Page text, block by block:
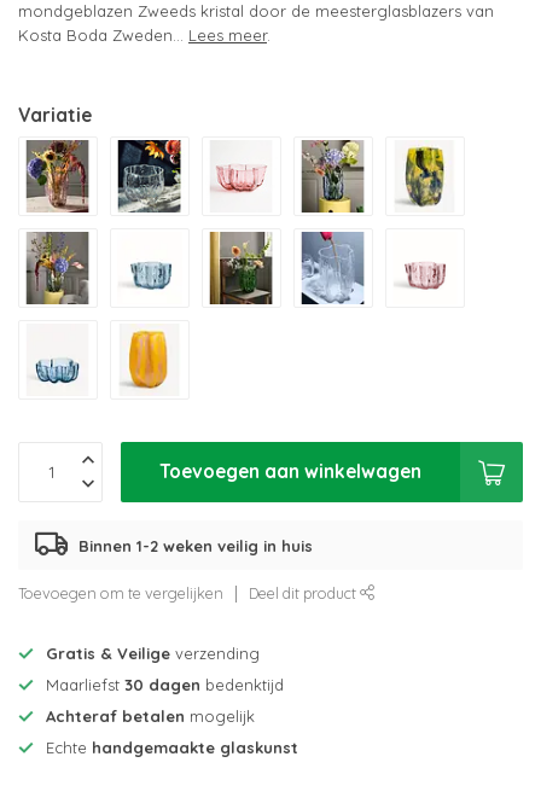
mondgeblazen Zweeds kristal door de meesterglasblazers van
Kosta Boda Zweden... Lees meer.
Variatie
Toevoegen aan winkelwagen
Binnen 1-2 weken veilig in huis
Toevoegen om te vergelijken Deel dit product
Gratis & Veilige verzending
Maarliefst 30 dagen bedenktijd
Achteraf betalen mogelijk
Echte handgemaakte glaskunst